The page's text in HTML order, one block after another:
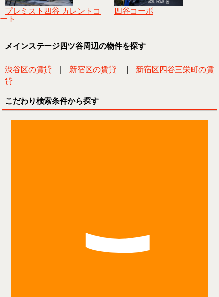
プレミスト四谷 カレントコ
ート
四谷コーポ
メインステージ四ツ谷周辺の物件を探す
渋谷区の賃貸 新宿区の賃貸
新宿区四谷三栄町の賃
貸
こだわり検索条件から探す